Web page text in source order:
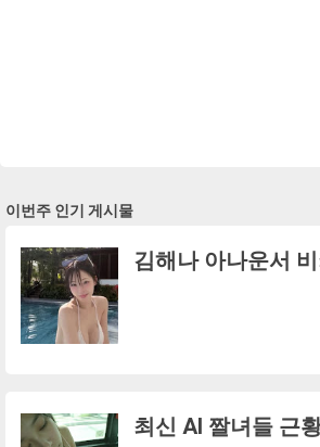
이번주 인기 게시물
김해나 아나운서
최신 AI 짤녀들 근